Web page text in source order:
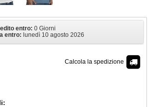
entro: 0 Giorni
entro: lunedì 10 agosto 2026
Calcola la spedizione